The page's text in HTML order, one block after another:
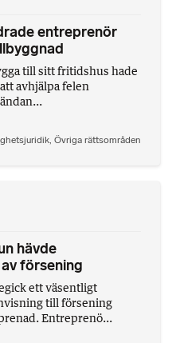
entreprenör
till sitt fritidshus hade
avhjälpa felen
, Övriga rättsområden
hävde
försening
ett väsentligt
till försening
Entreprenö...